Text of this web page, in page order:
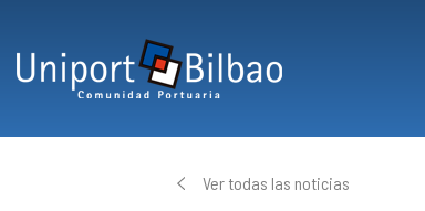
Ver todas las noticias